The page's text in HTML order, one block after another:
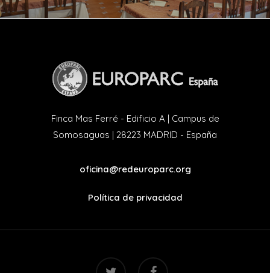
Finca Mas Ferré - Edificio A | Campus de
Somosaguas | 28223 MADRID - España
oficina@redeuroparc.org
Política de privacidad
twitter facebook